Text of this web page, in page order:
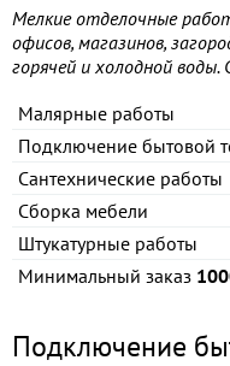
Мелкие отделочные
офисов, магазинов,
горячей и холодной
Малярные работы
Подключение бытовой
Сантехнические работы
Сборка мебели
Штукатурные работы
Минимальный заказ
Подключение